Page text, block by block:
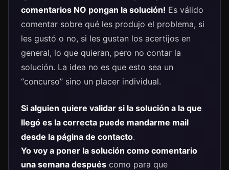
comentarios NO pongan la solución! Es válido
comentar sobre qué les produjo el problema, si
les gustó o no, si les gustan los acertijos en
general, lo que quieran, pero no contar la
solución. La idea no es que esto sea un
“concurso” sino un placer individual.
Si alguien quiere validar si la solución a la que
llegó es la correcta puede mandarme mail
desde la página de contacto.
Yo voy a poner la solución como comentario
una semana después como para que